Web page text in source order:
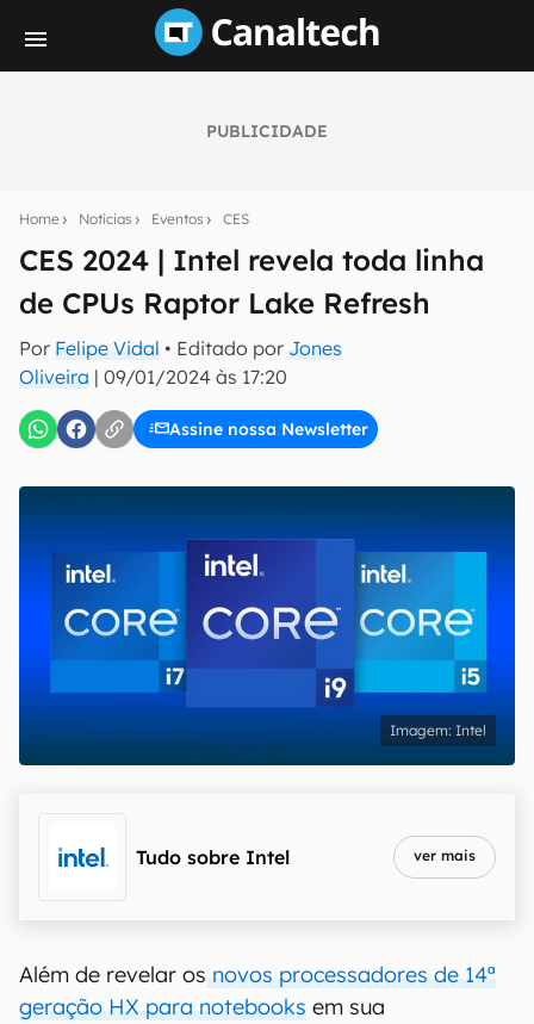
PUBLICIDADE
Home Notícias Eventos CES
CES 2024 | Intel revela toda linha
de CPUs Raptor Lake Refresh
Por Felipe Vidal • Editado por Jones
Oliveira | 09/01/2024 às 17:20
Assine nossa Newsletter
notícias e reviews sobre tecnologia em primeira
mão.
E-mail
Intel
Tudo sobre Intel ver mais
Além de revelar os novos processadores de 14ª
geração HX para notebooks em sua